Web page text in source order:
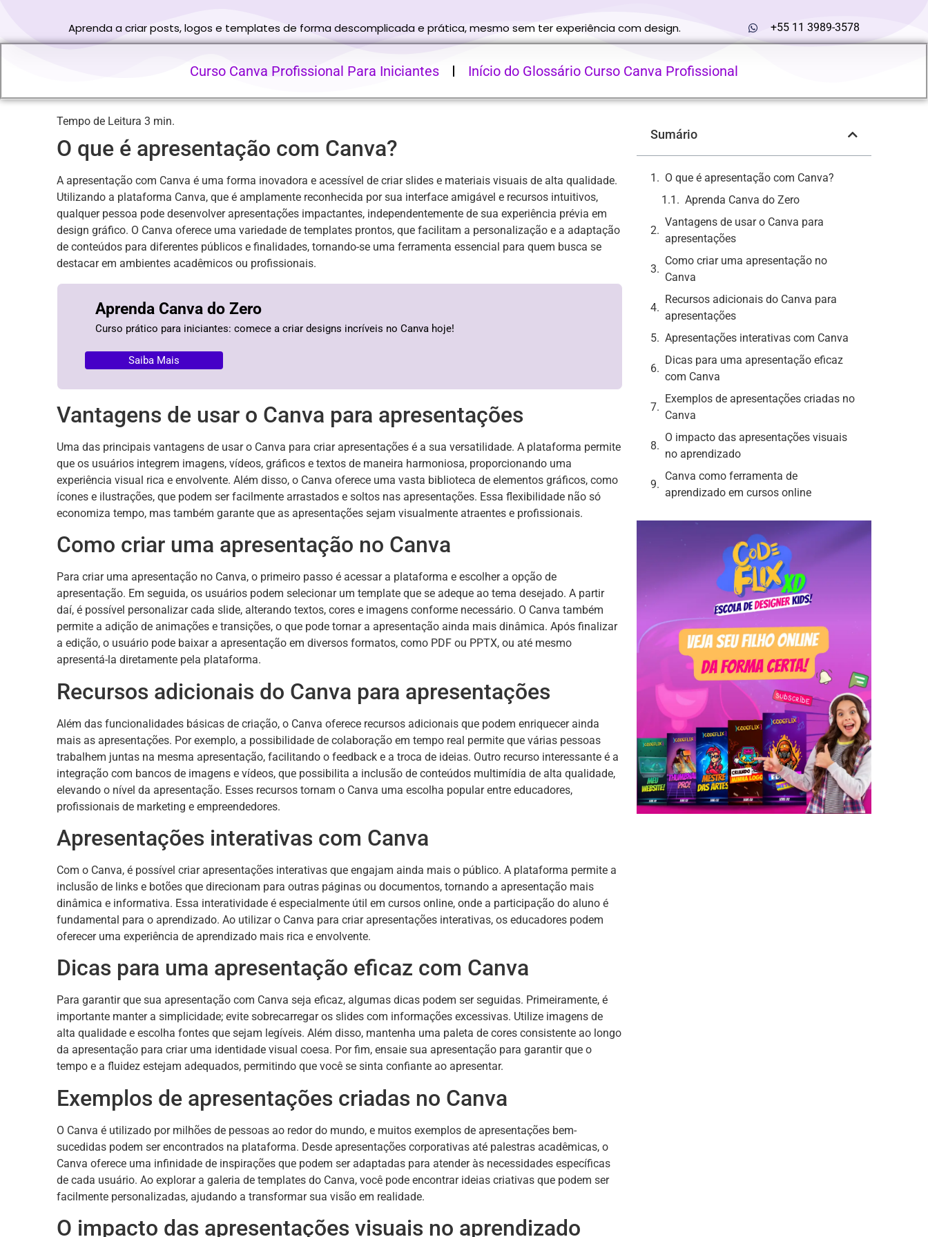
Aprenda a criar posts, logos e templates de forma descomplicada e prática, mesmo sem ter experiência com design. +55 11 3989-3578
Curso Canva Profissional Para Iniciantes Início do Glossário Curso Canva Profissional
O que é apresentação com Canva?
A apresentação com Canva é uma forma inovadora e acessível de criar slides e materiais visuais de alta qualidade.
Utilizando a plataforma Canva, que é amplamente reconhecida por sua interface amigável e recursos intuitivos,
qualquer pessoa pode desenvolver apresentações impactantes, independentemente de sua experiência prévia em
design gráfico. O Canva oferece uma variedade de templates prontos, que facilitam a personalização e a adaptação
de conteúdos para diferentes públicos e finalidades, tornando-se uma ferramenta essencial para quem busca se
destacar em ambientes acadêmicos ou profissionais.
Aprenda Canva do Zero
Curso prático para iniciantes: comece a criar designs incríveis no Canva hoje!
Saiba Mais
Vantagens de usar o Canva para apresentações
Uma das principais vantagens de usar o Canva para criar apresentações é a sua versatilidade. A plataforma permite
que os usuários integrem imagens, vídeos, gráficos e textos de maneira harmoniosa, proporcionando uma
experiência visual rica e envolvente. Além disso, o Canva oferece uma vasta biblioteca de elementos gráficos, como
ícones e ilustrações, que podem ser facilmente arrastados e soltos nas apresentações. Essa flexibilidade não só
economiza tempo, mas também garante que as apresentações sejam visualmente atraentes e profissionais.
Como criar uma apresentação no Canva
Para criar uma apresentação no Canva, o primeiro passo é acessar a plataforma e escolher a opção de
apresentação. Em seguida, os usuários podem selecionar um template que se adeque ao tema desejado. A partir
daí, é possível personalizar cada slide, alterando textos, cores e imagens conforme necessário. O Canva também
permite a adição de animações e transições, o que pode tornar a apresentação ainda mais dinâmica. Após finalizar
a edição, o usuário pode baixar a apresentação em diversos formatos, como PDF ou PPTX, ou até mesmo
apresentá-la diretamente pela plataforma.
Recursos adicionais do Canva para apresentações
Além das funcionalidades básicas de criação, o Canva oferece recursos adicionais que podem enriquecer ainda
mais as apresentações. Por exemplo, a possibilidade de colaboração em tempo real permite que várias pessoas
trabalhem juntas na mesma apresentação, facilitando o feedback e a troca de ideias. Outro recurso interessante é a
integração com bancos de imagens e vídeos, que possibilita a inclusão de conteúdos multimídia de alta qualidade,
elevando o nível da apresentação. Esses recursos tornam o Canva uma escolha popular entre educadores,
profissionais de marketing e empreendedores.
Apresentações interativas com Canva
Com o Canva, é possível criar apresentações interativas que engajam ainda mais o público. A plataforma permite a
inclusão de links e botões que direcionam para outras páginas ou documentos, tornando a apresentação mais
dinâmica e informativa. Essa interatividade é especialmente útil em cursos online, onde a participação do aluno é
fundamental para o aprendizado. Ao utilizar o Canva para criar apresentações interativas, os educadores podem
oferecer uma experiência de aprendizado mais rica e envolvente.
Dicas para uma apresentação eficaz com Canva
Para garantir que sua apresentação com Canva seja eficaz, algumas dicas podem ser seguidas. Primeiramente, é
importante manter a simplicidade; evite sobrecarregar os slides com informações excessivas. Utilize imagens de
alta qualidade e escolha fontes que sejam legíveis. Além disso, mantenha uma paleta de cores consistente ao longo
da apresentação para criar uma identidade visual coesa. Por fim, ensaie sua apresentação para garantir que o
tempo e a fluidez estejam adequados, permitindo que você se sinta confiante ao apresentar.
Exemplos de apresentações criadas no Canva
O Canva é utilizado por milhões de pessoas ao redor do mundo, e muitos exemplos de apresentações bem-
sucedidas podem ser encontrados na plataforma. Desde apresentações corporativas até palestras acadêmicas, o
Canva oferece uma infinidade de inspirações que podem ser adaptadas para atender às necessidades específicas
de cada usuário. Ao explorar a galeria de templates do Canva, você pode encontrar ideias criativas que podem ser
facilmente personalizadas, ajudando a transformar sua visão em realidade.
O impacto das apresentações visuais no aprendizado
Sumário
O que é apresentação com Canva?
Aprenda Canva do Zero
Vantagens de usar o Canva para
apresentações
Como criar uma apresentação no
Canva
Recursos adicionais do Canva para
apresentações
Apresentações interativas com Canva
Dicas para uma apresentação eficaz
com Canva
Exemplos de apresentações criadas no
Canva
O impacto das apresentações visuais
no aprendizado
Canva como ferramenta de
aprendizado em cursos online